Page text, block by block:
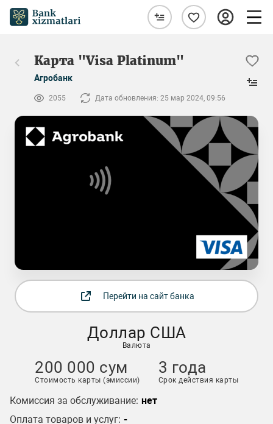
Карта "Visa Platinum"
Агробанк
2055 Дата обновления: 25 мар 2024, 09:56
Перейти на сайт банка
Доллар США
Валюта
200 000 сум
Стоимость карты (эмиссии)
3 года
Срок действия карты
Комиссия за обслуживание: нет
Оплата товаров и услуг: -